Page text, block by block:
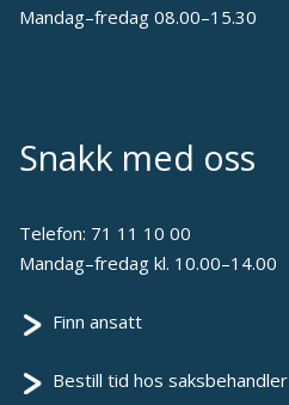
Mandag–fredag 08.00–15.30
Snakk med oss
Telefon: 71 11 10 00
Mandag–fredag kl. 10.00–14.00
Finn ansatt
Bestill tid hos saksbehandler